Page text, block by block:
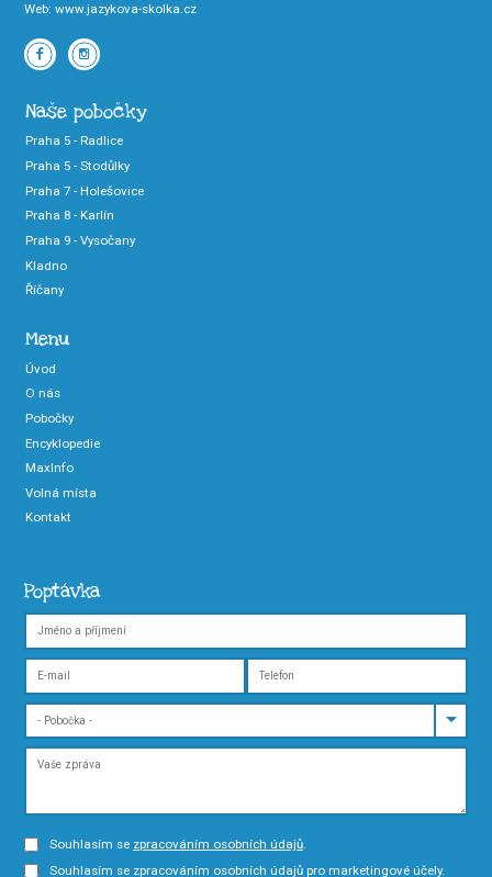
Web: www.jazykova-skolka.cz
Naše pobočky
Praha 5 - Radlice
Praha 5 - Stodůlky
Praha 7 - Holešovice
Praha 8 - Karlín
Praha 9 - Vysočany
Kladno
Říčany
Menu
Úvod
O nás
Pobočky
Encyklopedie
MaxInfo
Volná místa
Kontakt
Poptávka
Souhlasím se zpracováním osobních údajů.
Souhlasím se zpracováním osobních údajů pro marketingové účely.